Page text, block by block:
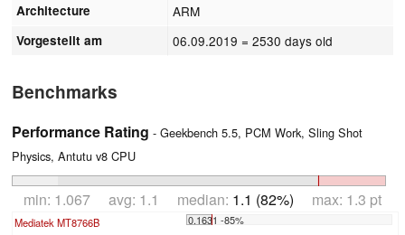
Architecture ARM
Vorgestellt am 06.09.2019 = 2530 days old
Benchmarks
Performance Rating - Geekbench 5.5, PCM Work, Sling Shot
Physics, Antutu v8 CPU
min: 1.067 avg: 1.1 median: 1.1 (82%) max: 1.3 pt
Mediatek MT8766B 0.1631 -85%